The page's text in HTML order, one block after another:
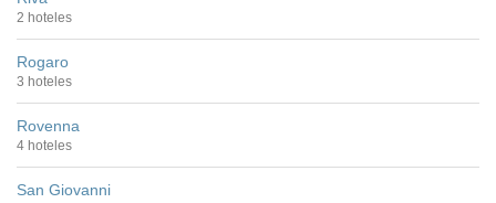
2 hoteles
Rogaro
3 hoteles
Rovenna
4 hoteles
San Giovanni